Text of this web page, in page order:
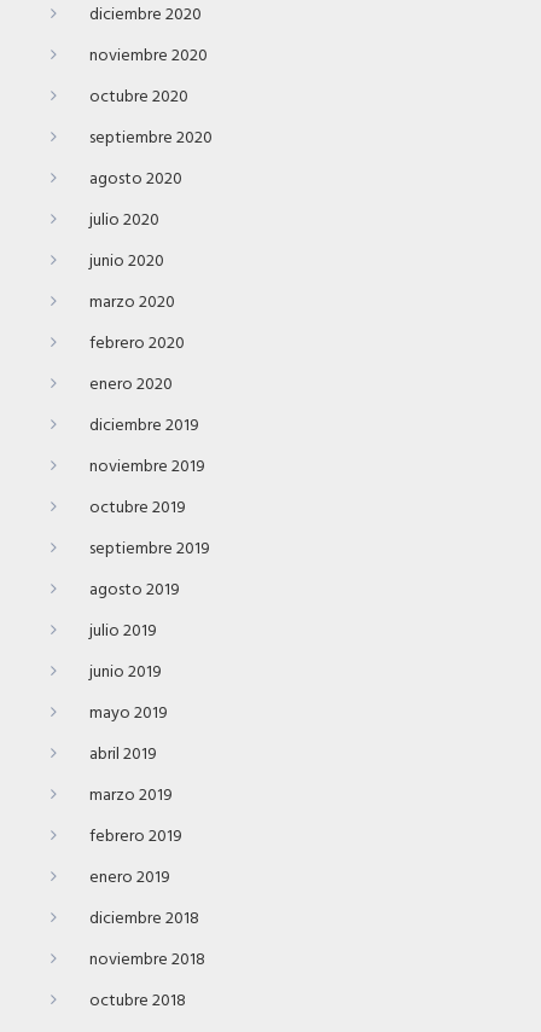
diciembre 2020
noviembre 2020
octubre 2020
septiembre 2020
agosto 2020
julio 2020
junio 2020
marzo 2020
febrero 2020
enero 2020
diciembre 2019
noviembre 2019
octubre 2019
septiembre 2019
agosto 2019
julio 2019
junio 2019
mayo 2019
abril 2019
marzo 2019
febrero 2019
enero 2019
diciembre 2018
noviembre 2018
octubre 2018